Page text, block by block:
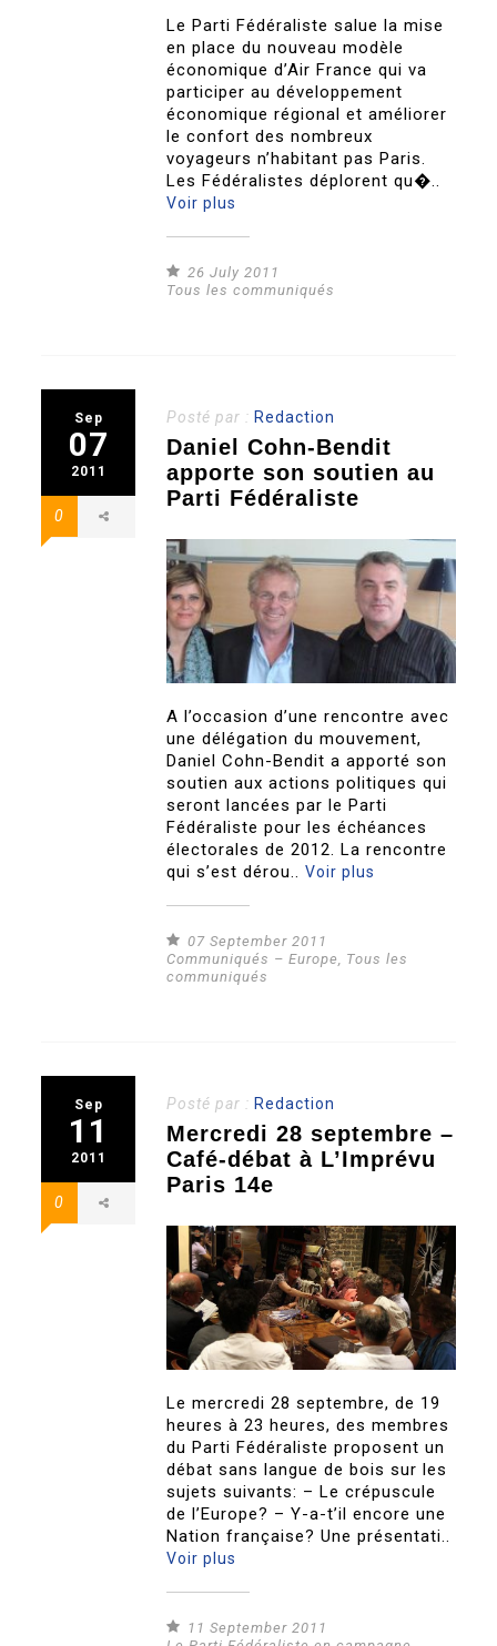
Le Parti Fédéraliste salue la mise
en place du nouveau modèle
économique d’Air France qui va
participer au développement
économique régional et améliorer
le confort des nombreux
voyageurs n’habitant pas Paris.
Les Fédéralistes déplorent qu�..
Voir plus
26 July 2011
Tous les communiqués
Sep
07
2011
0
Posté par : Redaction
Daniel Cohn-Bendit
apporte son soutien au
Parti Fédéraliste
A l’occasion d’une rencontre avec
une délégation du mouvement,
Daniel Cohn-Bendit a apporté son
soutien aux actions politiques qui
seront lancées par le Parti
Fédéraliste pour les échéances
électorales de 2012. La rencontre
qui s’est dérou..Voir plus
07 September 2011
Communiqués – Europe, Tous les
communiqués
Sep
11
2011
0
Posté par : Redaction
Mercredi 28 septembre –
Café-débat à L’Imprévu
Paris 14e
Le mercredi 28 septembre, de 19
heures à 23 heures, des membres
du Parti Fédéraliste proposent un
débat sans langue de bois sur les
sujets suivants: – Le crépuscule
de l’Europe? – Y-a-t’il encore une
Nation française? Une présentati..
Voir plus
11 September 2011